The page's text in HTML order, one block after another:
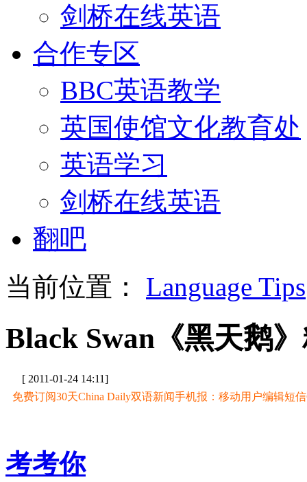
剑桥在线英语
合作专区
BBC英语教学
英国使馆文化教育处
英语学习
剑桥在线英语
翻吧
当前位置： Language Tips
Black Swan《黑天鹅
[ 2011-01-24 14:11]
免费订阅30天China Daily双语新闻手机报：移动用户编辑短信
考考你